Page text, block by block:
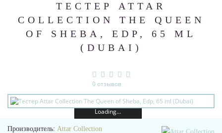
ТЕСТЕР ATTAR
COLLECTION THE QUEEN
OF SHEBA, EDP, 65 ML
(DUBAI)
0 отзывов
Loading...
Производитель: Attar Collection